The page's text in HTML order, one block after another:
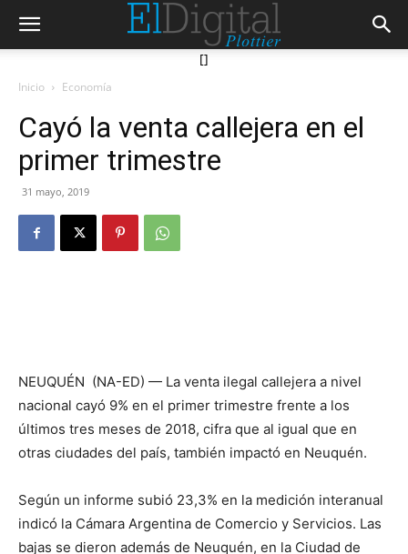
[]
Inicio Economía
Cayó la venta callejera en el
primer trimestre
31 mayo, 2019
NEUQUÉN (NA-ED) — La venta ilegal callejera a nivel
nacional cayó 9% en el primer trimestre frente a los
últimos tres meses de 2018, cifra que al igual que en
otras ciudades del país, también impactó en Neuquén.
Según un informe subió 23,3% en la medición interanual
indicó la Cámara Argentina de Comercio y Servicios. Las
bajas se dieron además de Neuquén, en la Ciudad de